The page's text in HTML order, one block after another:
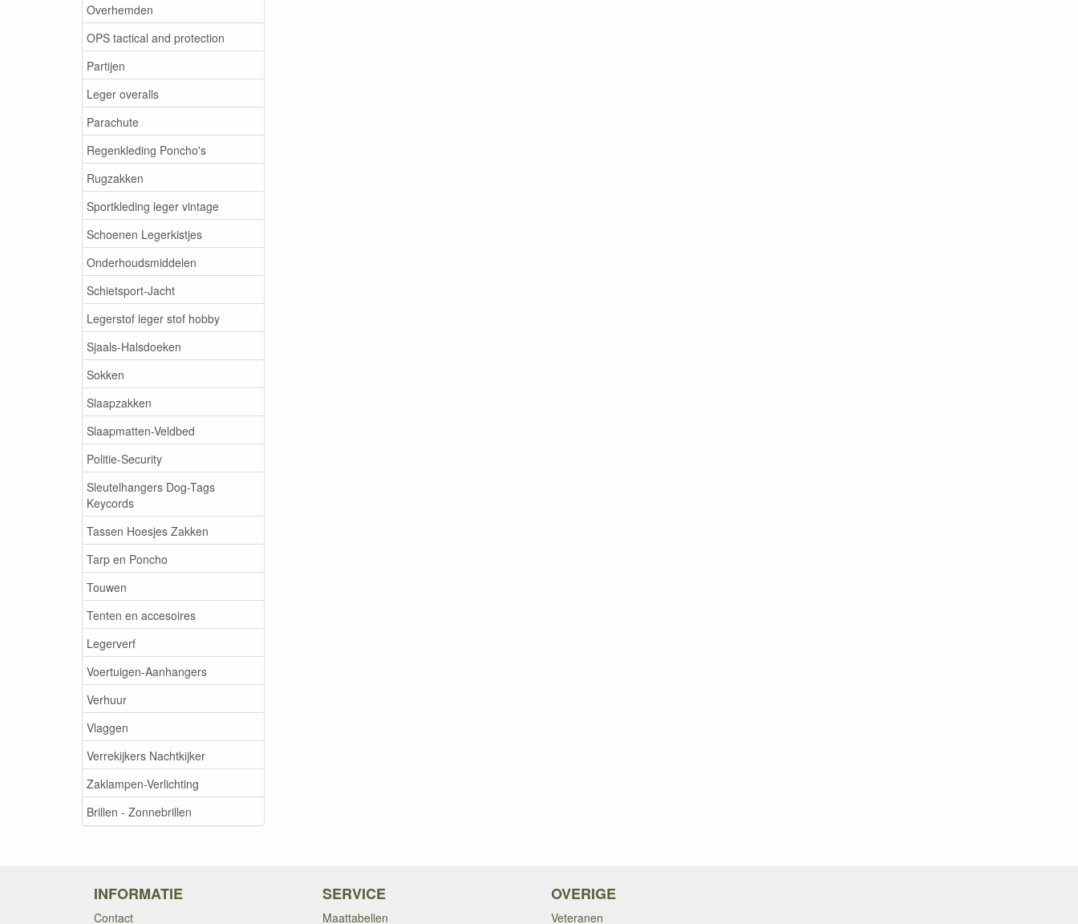
Overhemden
OPS tactical and protection
Partijen
Leger overalls
Parachute
Regenkleding Poncho's
Rugzakken
Sportkleding leger vintage
Schoenen Legerkistjes
Onderhoudsmiddelen
Schietsport-Jacht
Legerstof leger stof hobby
Sjaals-Halsdoeken
Sokken
Slaapzakken
Slaapmatten-Veldbed
Politie-Security
Sleutelhangers Dog-Tags
Keycords
Tassen Hoesjes Zakken
Tarp en Poncho
Touwen
Tenten en accesoires
Legerverf
Voertuigen-Aanhangers
Verhuur
Vlaggen
Verrekijkers Nachtkijker
Zaklampen-Verlichting
Brillen - Zonnebrillen
INFORMATIE
Contact
SERVICE
Maattabellen
OVERIGE
Veteranen